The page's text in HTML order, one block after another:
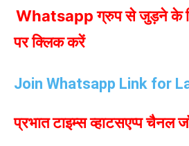
Whatsapp ग्रुप से जुड़ने के
पर क्लिक करें
Join Whatsapp Link for
प्रभात टाइम्स व्हाटसएप्प चैनल